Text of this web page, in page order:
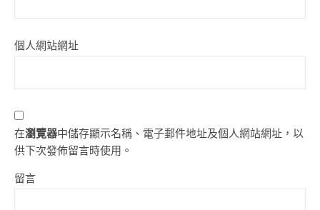
個人網站網址
在瀏覽器中儲存顯示名稱、電子郵件地址及個人網站網址，以
供下次發佈留言時使用。
留言